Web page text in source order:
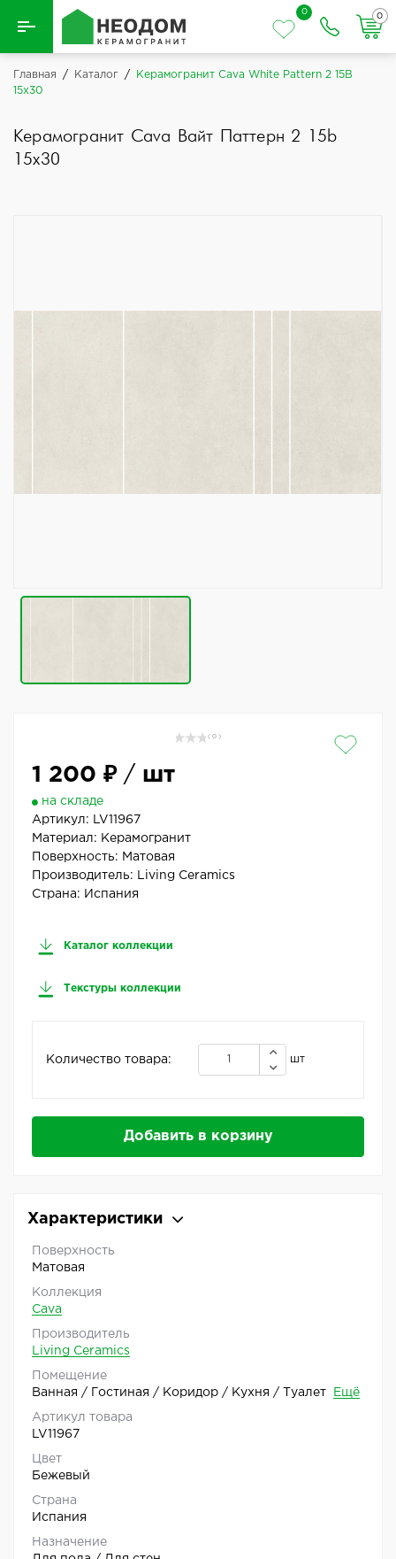
Назад
0
0
Главная / Каталог /
Керамогранит Cava White Pattern 2 15B
15x30
Керамогранит Cava Вайт Паттерн 2 15b
15x30
( 0 )
1 200 ₽/ шт
на складе
Артикул:
LV11967
Материал: Керамогранит
Поверхность: Матовая
Производитель:
Living Ceramics
Страна: Испания
Каталог коллекции
Текстуры коллекции
Количество товара: шт
Добавить в корзину
Характеристики
Поверхность
Матовая
Коллекция
Cava
Производитель
Living Ceramics
Помещение
Ванная / Гостиная / Коридор / Кухня / Туалет
Ещё
Артикул товара
LV11967
Цвет
Бежевый
Страна
Испания
Назначение